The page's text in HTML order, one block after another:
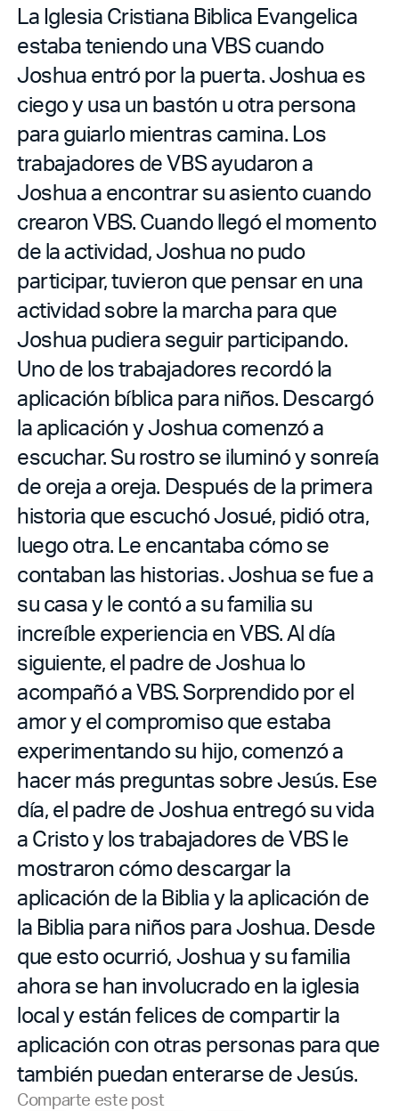
La Iglesia Cristiana Biblica Evangelica
estaba teniendo una VBS cuando
Joshua entró por la puerta. Joshua es
ciego y usa un bastón u otra persona
para guiarlo mientras camina. Los
trabajadores de VBS ayudaron a
Joshua a encontrar su asiento cuando
crearon VBS. Cuando llegó el momento
de la actividad, Joshua no pudo
participar, tuvieron que pensar en una
actividad sobre la marcha para que
Joshua pudiera seguir participando.
Uno de los trabajadores recordó la
aplicación bíblica para niños. Descargó
la aplicación y Joshua comenzó a
escuchar. Su rostro se iluminó y sonreía
de oreja a oreja. Después de la primera
historia que escuchó Josué, pidió otra,
luego otra. Le encantaba cómo se
contaban las historias. Joshua se fue a
su casa y le contó a su familia su
increíble experiencia en VBS. Al día
siguiente, el padre de Joshua lo
acompañó a VBS. Sorprendido por el
amor y el compromiso que estaba
experimentando su hijo, comenzó a
hacer más preguntas sobre Jesús. Ese
día, el padre de Joshua entregó su vida
a Cristo y los trabajadores de VBS le
mostraron cómo descargar la
aplicación de la Biblia y la aplicación de
la Biblia para niños para Joshua. Desde
que esto ocurrió, Joshua y su familia
ahora se han involucrado en la iglesia
local y están felices de compartir la
aplicación con otras personas para que
también puedan enterarse de Jesús.
Comparte este post